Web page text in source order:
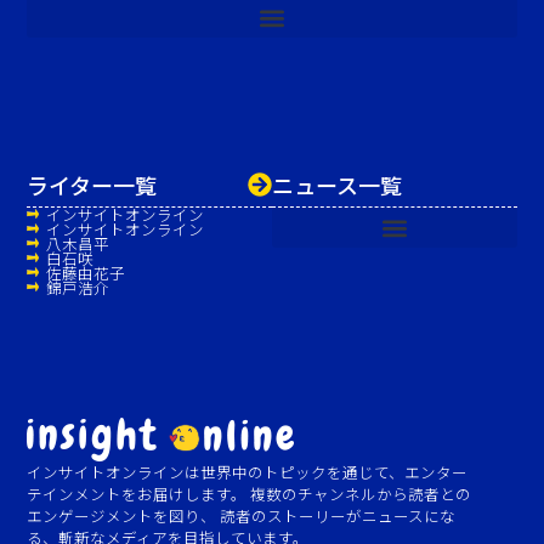
インサイトオンラインは世界中のトピックを通じて、エンター
テインメントをお届けします。 複数のチャンネルから読者との
エンゲージメントを図り、 読者のストーリーがニュースにな
る、斬新なメディアを目指しています。
ニュース一覧
ライター一覧
インサイトオンライン
インサイトオンライン
八木昌平
白石咲
佐藤由花子
錦戸浩介